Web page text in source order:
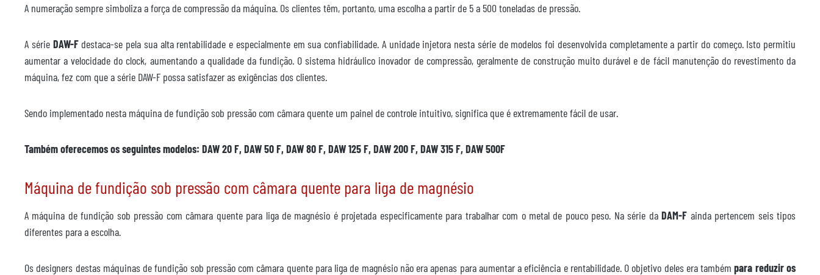
A numeração sempre simboliza a força de compressão da máquina. Os clientes têm, portanto, uma escolha a partir de 5 a 500 toneladas de pressão.
A série DAW-Fdestaca-se pela sua alta rentabilidade e especialmente em sua confiabilidade. A unidade injetora nesta série de modelos foi desenvolvida completamente a partir do começo. Isto permitiu
aumentar a velocidade do clock, aumentando a qualidade da fundição. O sistema hidráulico inovador de compressão, geralmente de construção muito durável e de fácil manutenção do revestimento da
máquina, fez com que a série DAW-F possa satisfazer as exigências dos clientes.
Sendo implementado nesta máquina de fundição sob pressão com câmara quente um painel de controle intuitivo, significa que é extremamente fácil de usar.
Também oferecemos os seguintes modelos: DAW 20 F, DAW 50 F, DAW 80 F, DAW 125 F, DAW 200 F, DAW 315 F, DAW 500F
Máquina de fundição sob pressão com câmara quente para liga de magnésio
A máquina de fundição sob pressão com câmara quente para liga de magnésio é projetada especificamente para trabalhar com o metal de pouco peso. Na série daDAM-F ainda pertencem seis tipos
diferentes para a escolha.
Os designers destas máquinas de fundição sob pressão com câmara quente para liga de magnésio não era apenas para aumentar a eficiência e rentabilidade. O objetivo deles era tambémpara reduzir os